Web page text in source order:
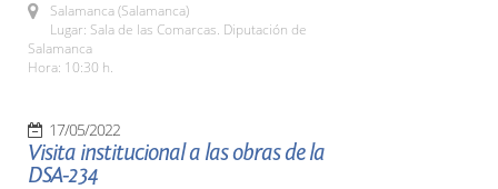
Salamanca (Salamanca)
Lugar: Sala de las Comarcas. Diputación de
Salamanca
Hora: 10:30 h.
17/05/2022
Visita institucional a las obras de la
DSA-234